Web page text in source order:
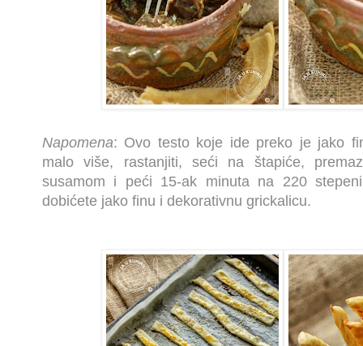
Napomena: Ovo testo koje ide preko je jako
malo više, rastanjiti, seći na štapiće,
susamom i peći 15-ak minuta na 220
dobićete jako finu i dekorativnu grickalicu.